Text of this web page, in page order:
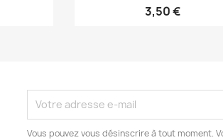
3,50 €
Vous pouvez vous désinscrire à tout moment.